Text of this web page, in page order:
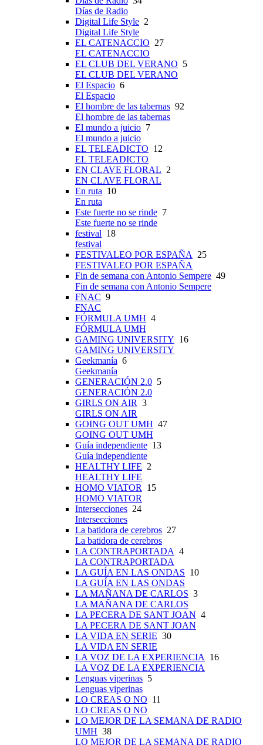
Días de Radio
Digital Life Style 2
Digital Life Style
EL CATENACCIO 27
EL CATENACCIO
EL CLUB DEL VERANO 5
EL CLUB DEL VERANO
El Espacio 6
El Espacio
El hombre de las tabernas 92
El hombre de las tabernas
El mundo a juicio 7
El mundo a juicio
EL TELEADICTO 12
EL TELEADICTO
EN CLAVE FLORAL 2
EN CLAVE FLORAL
En ruta 10
En ruta
Este fuerte no se rinde 7
Este fuerte no se rinde
festival 18
festival
FESTIVALEO POR ESPAÑA
25
FESTIVALEO POR ESPAÑA
Fin de semana con Antonio Sempere 49
Fin de semana con Antonio Sempere
FNAC 9
FNAC
FÓRMULA UMH 4
FÓRMULA UMH
GAMING UNIVERSITY 16
GAMING UNIVERSITY
Geekmanía 6
Geekmanía
GENERACIÓN 2.0 5
GENERACIÓN 2.0
GIRLS ON AIR 3
GIRLS ON AIR
GOING OUT UMH 47
GOING OUT UMH
Guía independiente 13
Guía independiente
HEALTHY LIFE 2
HEALTHY LIFE
HOMO VIATOR
15
HOMO VIATOR
Intersecciones 24
Intersecciones
La batidora de cerebros 27
La batidora de cerebros
LA CONTRAPORTADA 4
LA CONTRAPORTADA
LA GUÍA EN LAS ONDAS 10
LA GUÍA EN LAS ONDAS
LA MAÑANA DE CARLOS 3
LA MAÑANA DE CARLOS
LA PECERA DE SANT JOAN 4
LA PECERA DE SANT JOAN
LA VIDA EN SERIE 30
LA VIDA EN SERIE
LA VOZ DE LA EXPERIENCIA
16
LA VOZ DE LA EXPERIENCIA
Lenguas viperinas 5
Lenguas viperinas
LO CREAS O NO 11
LO CREAS O NO
LO MEJOR DE LA SEMANA DE RADIO
UMH 38
LO MEJOR DE LA SEMANA DE RADIO